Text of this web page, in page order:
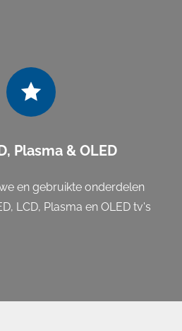
Plasma & OLED
en gebruikte onderdelen
LCD, Plasma en OLED tv's